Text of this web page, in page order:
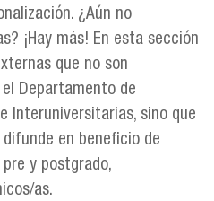
¿Aún no
¡Hay más! En esta sección
que no son
Departamento de
Interuniversitarias, sino que
en beneficio de
y postgrado,
as.